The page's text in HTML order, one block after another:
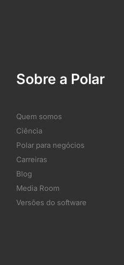
Sobre a Polar
Quem somos
Ciência
Polar para negócios
Carreiras
Blog
Media Room
Versões do software